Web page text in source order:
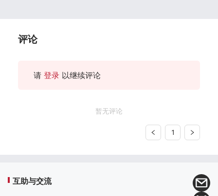
评论
请 登录 以继续评论
暂无评论
1
互助与交流